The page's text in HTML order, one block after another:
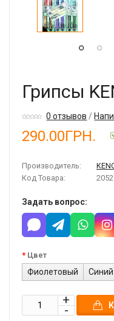
Грипсы
0 отзывов /
290.00ГРН.
Производитель:
Код Товара:
2052
Задать вопрос:
Цвет
Фиолетовый Синий